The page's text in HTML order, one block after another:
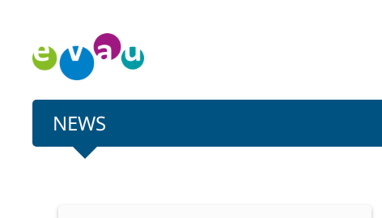
springen
NEWS